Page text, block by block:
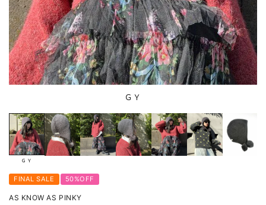
ＧＹ
ＧＹ
FINAL SALE 50%OFF
AS KNOW AS PINKY